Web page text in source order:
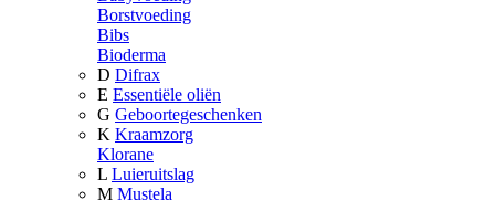
Borstvoeding
Bibs
Bioderma
D Difrax
E Essentiële oliën
G Geboortegeschenken
K Kraamzorg
Klorane
L Luieruitslag
M Mustela